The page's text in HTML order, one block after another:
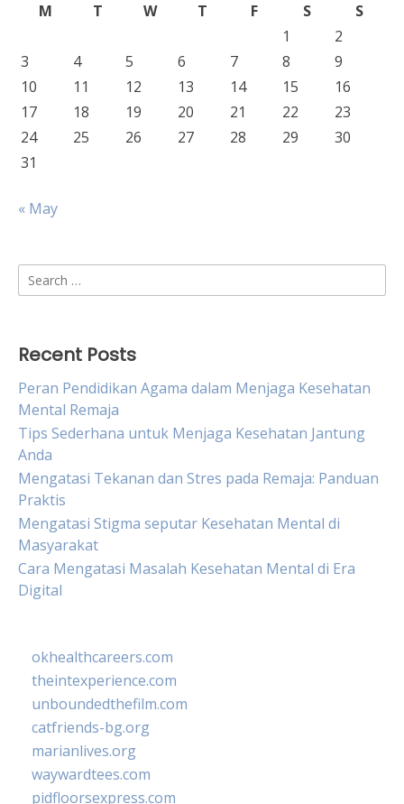
M
T W T F S
S
1
2
3
4 5 6 7 8
9
10
11 12 13 14 15
16
17
18 19 20 21 22
23
24
25 26 27 28 29
30
31
« May
Search
for:
Recent Posts
Peran Pendidikan Agama dalam Menjaga Kesehatan
Mental Remaja
Tips Sederhana untuk Menjaga Kesehatan Jantung
Anda
Mengatasi Tekanan dan Stres pada Remaja: Panduan
Praktis
Mengatasi Stigma seputar Kesehatan Mental di
Masyarakat
Cara Mengatasi Masalah Kesehatan Mental di Era
Digital
okhealthcareers.com
theintexperience.com
unboundedthefilm.com
catfriends-bg.org
marianlives.org
waywardtees.com
pidfloorsexpress.com